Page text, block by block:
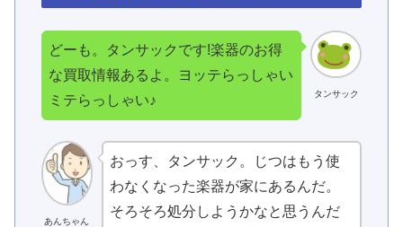
タンサック
どーも。タンサックです!楽器のお得
な買取情報あるよ。ヨッテらっしゃい
ミテらっしゃい♪
あんちゃん
おっす、タンサック。じつはもう使
わなくなった楽器が家にあるんだ。
そろそろ処分しようかなと思うんだ